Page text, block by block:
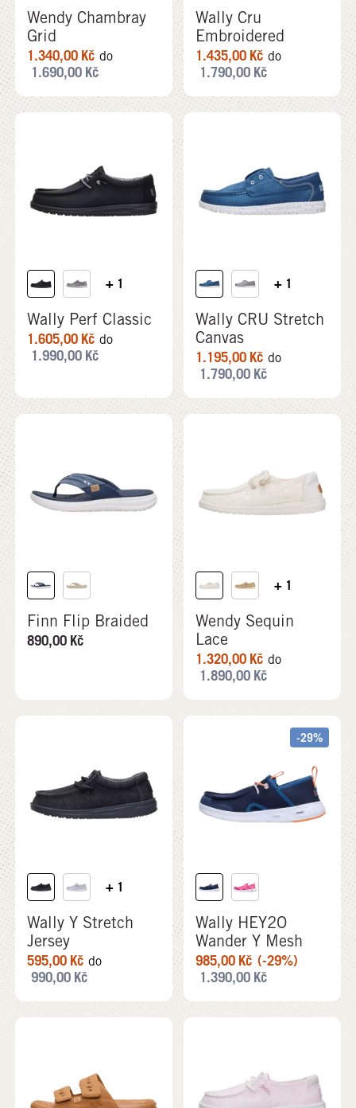
Wendy Chambray
Grid
1.340,00 Kč do
1.690,00 Kč
Wally Cru
Embroidered
1.435,00 Kč do
1.790,00 Kč
+ 1
Wally Perf Classic
1.605,00 Kč do
1.990,00 Kč
+ 1
Wally CRU Stretch
Canvas
1.195,00 Kč do
1.790,00 Kč
Finn Flip Braided
890,00 Kč
+ 1
Wendy Sequin
Lace
1.320,00 Kč do
1.890,00 Kč
+ 1
Wally Y Stretch
Jersey
595,00 Kč do
990,00 Kč
-29%
Wally HEY2O
Wander Y Mesh
985,00 Kč (-29%)
1.390,00 Kč